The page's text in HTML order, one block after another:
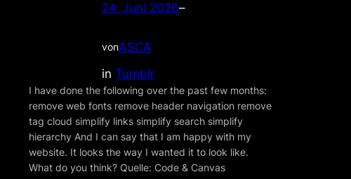
24. Juni 2026–
vonASCA
inTumblr
I have done the following over the past few months:
remove web fonts remove header navigation remove
tag cloud simplify links simplify search simplify
hierarchy And I can say that I am happy with my
website. It looks the way I wanted it to look like.
What do you think? Quelle: Code & Canvas